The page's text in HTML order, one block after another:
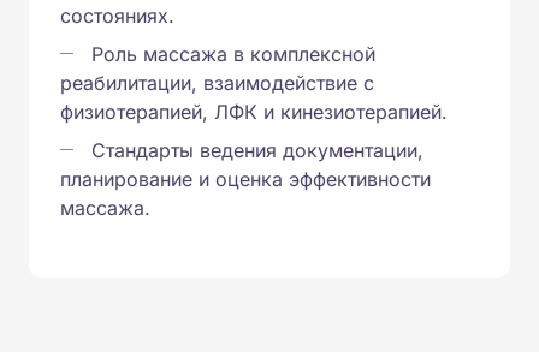
состояниях.
Роль массажа в комплексной
реабилитации, взаимодействие с
физиотерапией, ЛФК и кинезиотерапией.
Стандарты ведения документации,
планирование и оценка эффективности
массажа.